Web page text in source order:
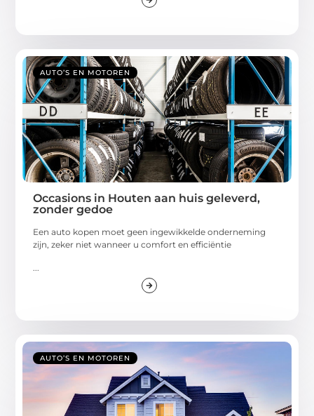
AUTO’S EN MOTOREN
Occasions in Houten aan huis geleverd,
zonder gedoe
Een auto kopen moet geen ingewikkelde onderneming
zijn, zeker niet wanneer u comfort en efficiëntie
AUTO’S EN MOTOREN